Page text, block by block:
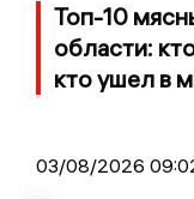
Топ-10
области:
кто ушел в
03/08/2026